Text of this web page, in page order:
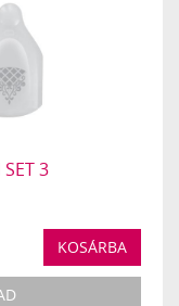
3
KOSÁRBA